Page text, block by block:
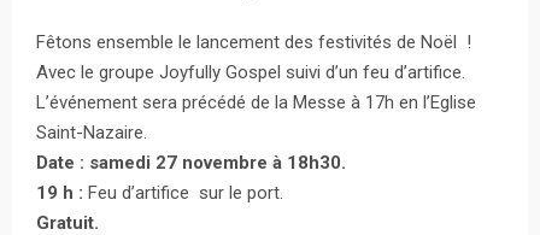
Fêtons ensemble le lancement des festivités de Noël !
Avec le groupe Joyfully Gospel suivi d’un feu d’artifice.
L’événement sera précédé de la Messe à 17h en l’Eglise
Saint-Nazaire.
Date : samedi 27 novembre à 18h30.
19 h : Feu d’artifice sur le port.
Gratuit.